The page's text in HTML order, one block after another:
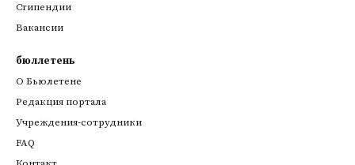
Стипендии
Вакансии
бюллетень
О Бьюлетене
Редакция портала
Учреждения-сотрудники
FAQ